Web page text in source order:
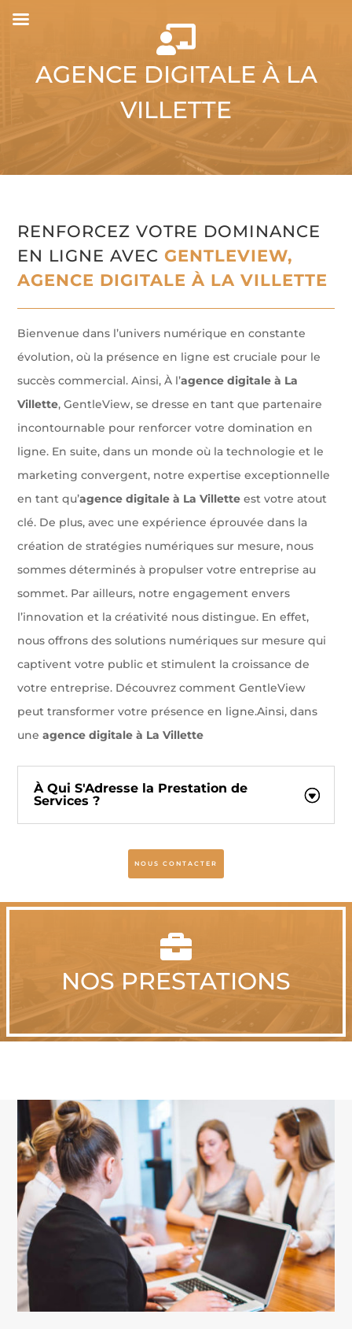

AGENCE DIGITALE À LA
VILLETTE
RENFORCEZ VOTRE DOMINANCE
EN LIGNE AVECGENTLEVIEW,
AGENCE DIGITALE À LA VILLETTE
Bienvenue dans l’univers numérique en constante
évolution, où la présence en ligne est cruciale pour le
succès commercial. Ainsi, À l’agence digitale à La
Villette, GentleView, se dresse en tant que partenaire
incontournable pour renforcer votre domination en
ligne. En suite, dans un monde où la technologie et le
marketing convergent, notre expertise exceptionnelle
en tant qu’agence digitale à La Villette est votre atout
clé. De plus, avec une expérience éprouvée dans la
création de stratégies numériques sur mesure, nous
sommes déterminés à propulser votre entreprise au
sommet. Par ailleurs, notre engagement envers
l’innovation et la créativité nous distingue. En effet,
nous offrons des solutions numériques sur mesure qui
captivent votre public et stimulent la croissance de
votre entreprise. Découvrez comment GentleView
peut transformer votre présence en ligne.Ainsi, dans
uneagence digitale à La Villette
À Qui S'Adresse la Prestation de
Services ?
NOUS CONTACTER

NOS PRESTATIONS